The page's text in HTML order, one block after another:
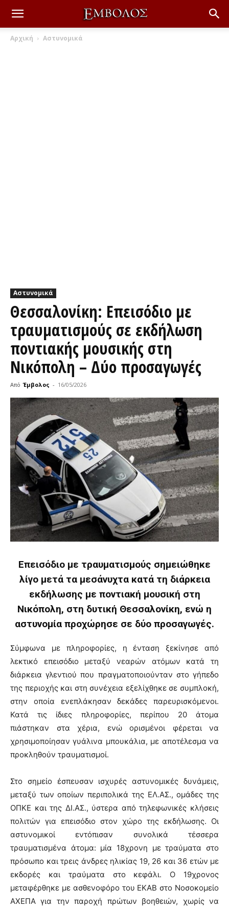
Αρχική Αστυνομικά
Αστυνομικά
Θεσσαλονίκη: Επεισόδιο με
τραυματισμούς σε εκδήλωση
ποντιακής μουσικής στη
Νικόπολη – Δύο προσαγωγές
Από Έμβολος - 16/05/2026
Επεισόδιο με τραυματισμούς σημειώθηκε
λίγο μετά τα μεσάνυχτα κατά τη διάρκεια
εκδήλωσης με ποντιακή μουσική στη
Νικόπολη, στη δυτική Θεσσαλονίκη, ενώ η
αστυνομία προχώρησε σε δύο προσαγωγές.
Σύμφωνα με πληροφορίες, η ένταση ξεκίνησε από
λεκτικό επεισόδιο μεταξύ νεαρών ατόμων κατά τη
διάρκεια γλεντιού που πραγματοποιούνταν στο γήπεδο
της περιοχής και στη συνέχεια εξελίχθηκε σε συμπλοκή,
στην οποία ενεπλάκησαν δεκάδες παρευρισκόμενοι.
Κατά τις ίδιες πληροφορίες, περίπου 20 άτομα
πιάστηκαν στα χέρια, ενώ ορισμένοι φέρεται να
χρησιμοποίησαν γυάλινα μπουκάλια, με αποτέλεσμα να
προκληθούν τραυματισμοί.
Στο σημείο έσπευσαν ισχυρές αστυνομικές δυνάμεις,
μεταξύ των οποίων περιπολικά της ΕΛ.ΑΣ., ομάδες της
ΟΠΚΕ και της ΔΙ.ΑΣ., ύστερα από τηλεφωνικές κλήσεις
πολιτών για επεισόδιο στον χώρο της εκδήλωσης. Οι
αστυνομικοί εντόπισαν συνολικά τέσσερα
τραυματισμένα άτομα: μία 18χρονη με τραύματα στο
πρόσωπο και τρεις άνδρες ηλικίας 19, 26 και 36 ετών με
εκδορές και τραύματα στο κεφάλι. Ο 19χρονος
μεταφέρθηκε με ασθενοφόρο του ΕΚΑΒ στο Νοσοκομείο
ΑΧΕΠΑ για την παροχή πρώτων βοηθειών, χωρίς να